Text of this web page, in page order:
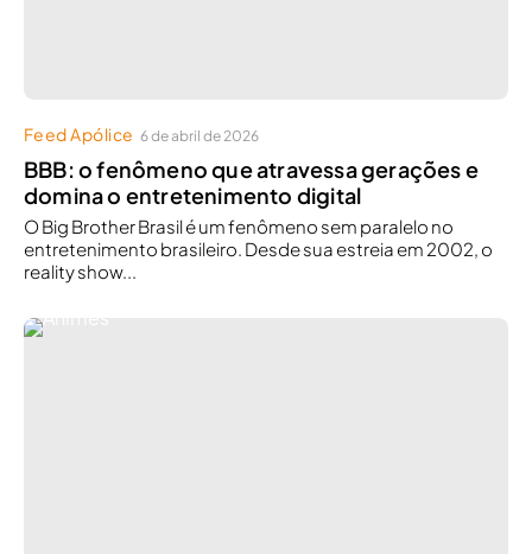
Feed Apólice 6 de abril de 2026
BBB: o fenômeno que atravessa gerações e
domina o entretenimento digital
O Big Brother Brasil é um fenômeno sem paralelo no
entretenimento brasileiro. Desde sua estreia em 2002, o
reality show...